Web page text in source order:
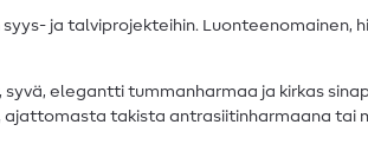
ja talviprojekteihin. Luonteenomainen,
elegantti tummanharmaa ja kirkas
takista antrasiitinharmaana